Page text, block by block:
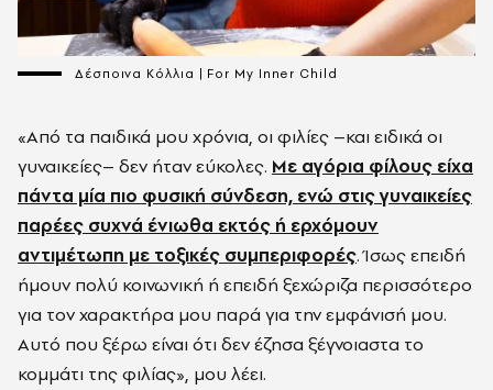
Δέσποινα Κόλλια | For My Inner Child
«Από τα παιδικά μου χρόνια, οι φιλίες –και ειδικά οι
γυναικείες– δεν ήταν εύκολες. Με αγόρια φίλους είχα
πάντα μία πιο φυσική σύνδεση, ενώ στις γυναικείες
παρέες συχνά ένιωθα εκτός ή ερχόμουν
αντιμέτωπη με τοξικές συμπεριφορές. Ίσως επειδή
ήμουν πολύ κοινωνική ή επειδή ξεχώριζα περισσότερο
για τον χαρακτήρα μου παρά για την εμφάνισή μου.
Αυτό που ξέρω είναι ότι δεν έζησα ξέγνοιαστα το
κομμάτι της φιλίας», μου λέει.